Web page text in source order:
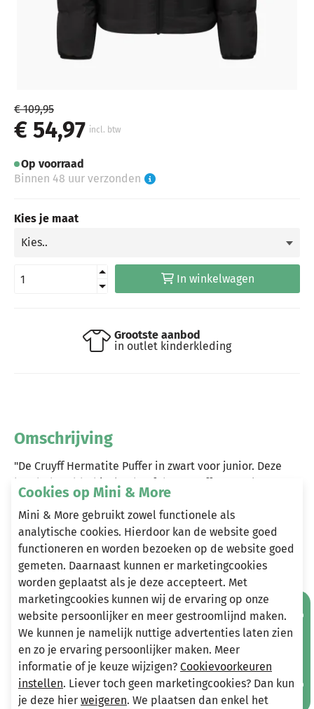
€ 109,95
€ 54,97 incl. btw
Op voorraad
Binnen 48 uur verzonden
Kies je maat
In winkelwagen
Grootste aanbod
in outlet kinderkleding
Omschrijving
"De Cruyff Hermatite Puffer in zwart voor junior. Deze
hooded padded jacket heeft het Cruyff Sports-logo op
de linkerborst en kleine ""Cruyff""-lettering op de rug -
warm, stijlvol en perfect voor frisse dagen."
Heeft u vragen?
Stuur een e-mail
info@miniandmore.nl
Andere bekeken ook
Wellicht ook iets voor jou? Mis geen aanbiedingen!
Cookies op Mini & More
Mini & More gebruikt zowel functionele als
analytische cookies. Hierdoor kan de website goed
functioneren en worden bezoeken op de website goed
gemeten. Daarnaast kunnen er marketingcookies
worden geplaatst als je deze accepteert. Met
marketingcookies kunnen wij de ervaring op onze
website persoonlijker en meer gestroomlijnd maken.
We kunnen je namelijk nuttige advertenties laten zien
en zo je ervaring persoonlijker maken. Meer
informatie of je keuze wijzigen? Cookievoorkeuren
instellen. Liever toch geen marketingcookies? Dan kun
je deze hier weigeren. We plaatsen dan enkel het